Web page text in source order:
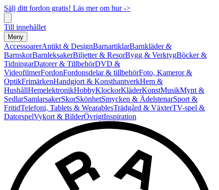
Sälj ditt fordon gratis! Läs mer om hur ->
Till innehållet
Meny
AccessoarerAntikt & DesignBarnartiklarBarnkläder &
BarnskorBarnleksakerBiljetter & ResorBygg & VerktygBöcker &
TidningarDatorer & TillbehörDVD &
VideofilmerFordonFordonsdelar & tillbehörFoto, Kameror &
OptikFrimärkenHandgjort & KonsthantverkHem &
HushållHemelektronikHobbyKlockorKläderKonstMusikMynt &
SedlarSamlarsakerSkorSkönhetSmycken & ÄdelstenarSport &
FritidTelefoni, Tablets & WearablesTrädgård & VäxterTV-spel &
DatorspelVykort & BilderÖvrigtInspiration